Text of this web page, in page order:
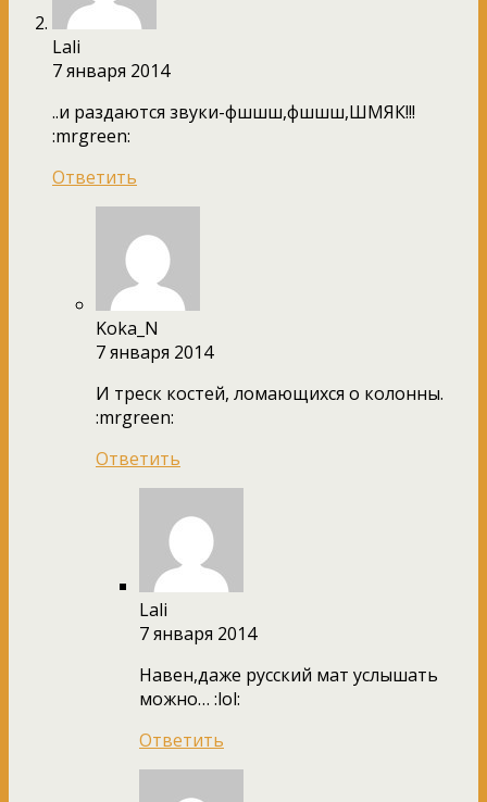
Lali
7 января 2014
..и раздаются звуки-фшшш,фшшш,ШМЯК!!!
:mrgreen:
Ответить
Koka_N
7 января 2014
И треск костей, ломающихся о колонны.
:mrgreen:
Ответить
Lali
7 января 2014
Навен,даже русский мат услышать
можно… :lol:
Ответить